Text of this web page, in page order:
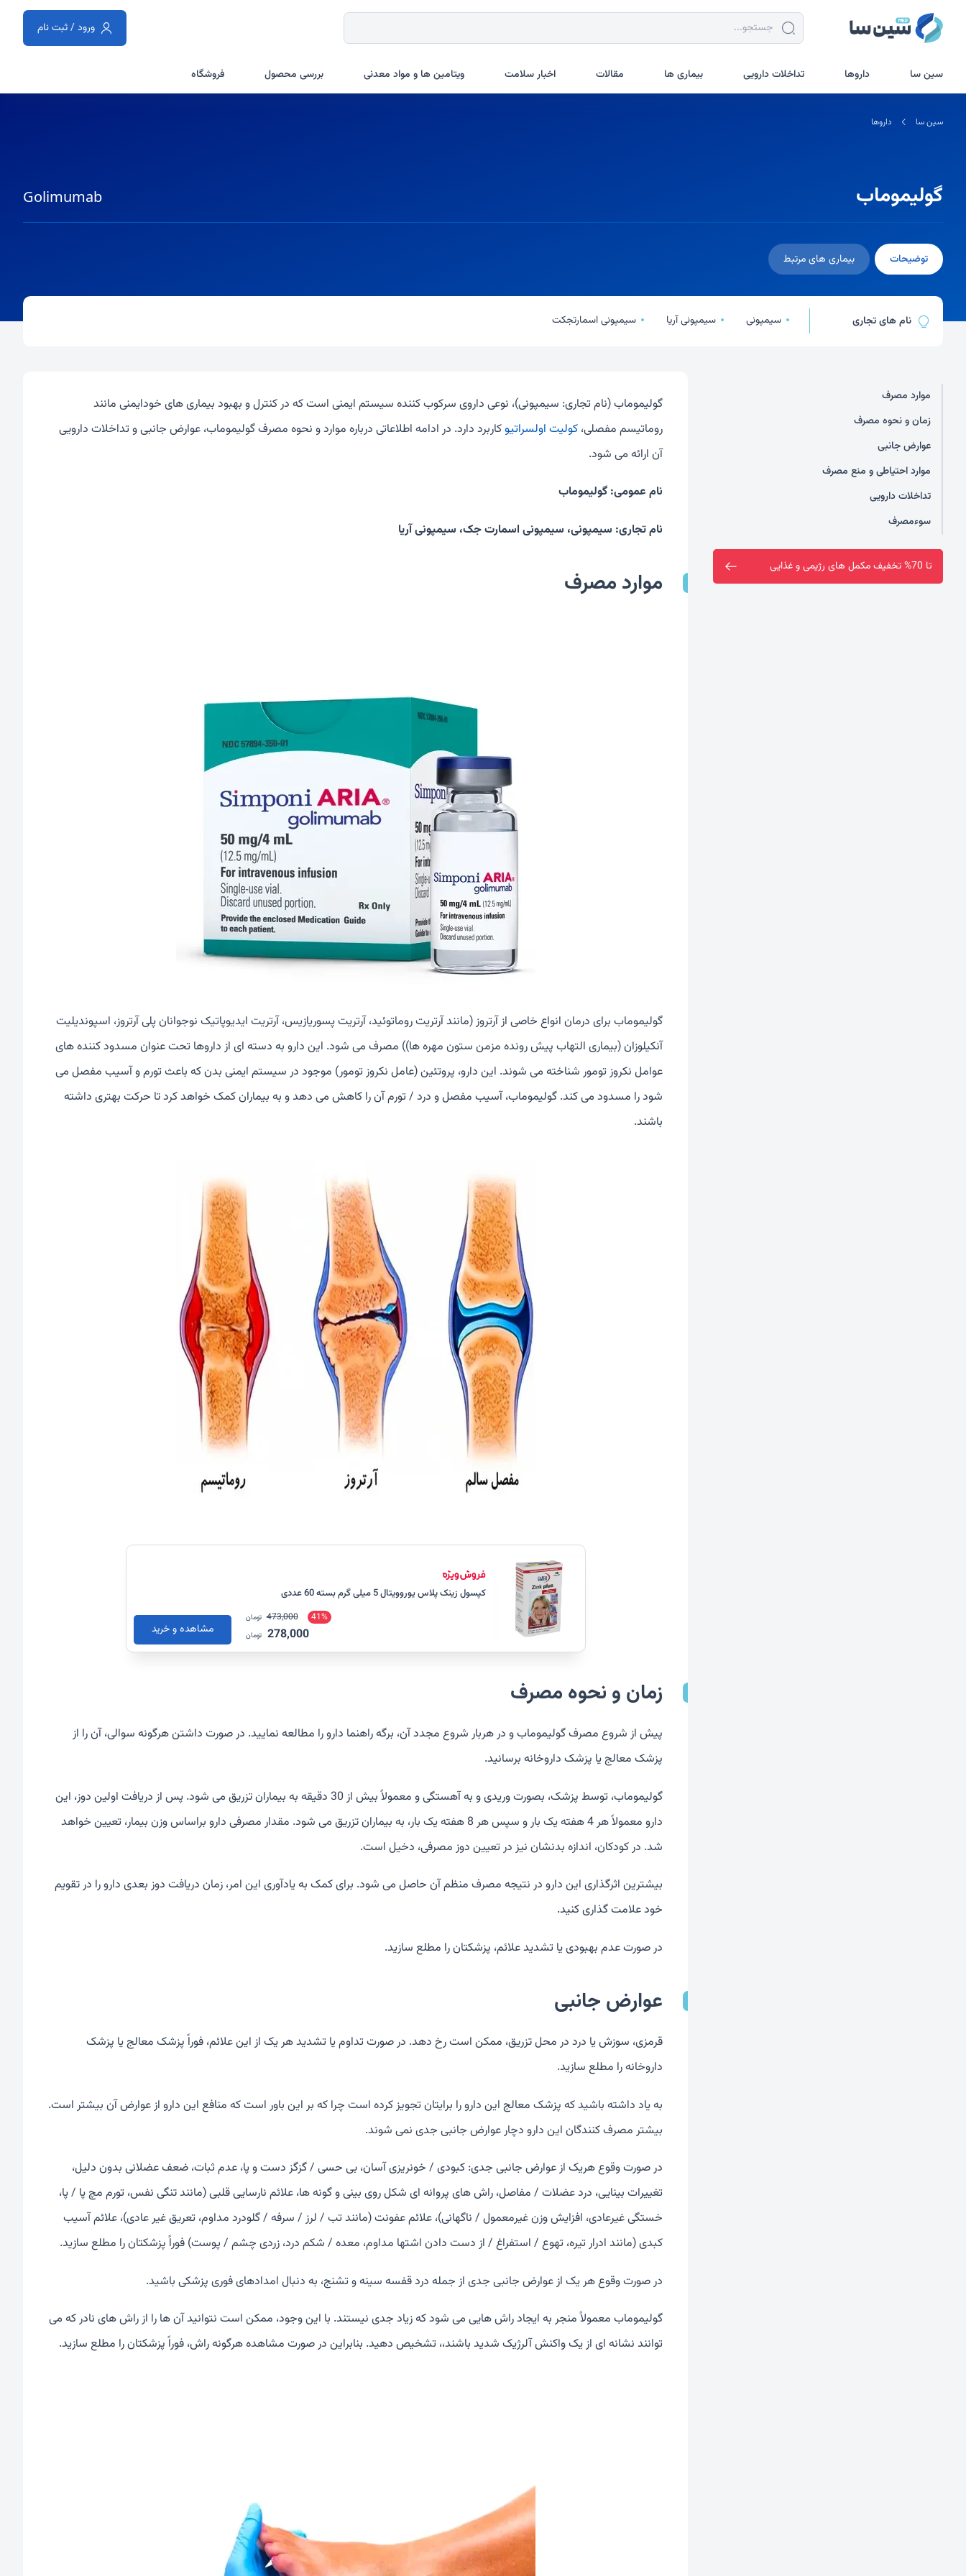
جستجو در سین سا ورود / ثبت نام
سین سا داروها تداخلات دارویی بیماری ها مقالات اخبار سلامت ویتامین ها و مواد معدنی بررسی محصول فروشگاه
سین سا داروها
گولیموماب Golimumab
توضیحات بیماری های مرتبط
نام های تجاری سیمپونی سیمپونی آریا سیمپونی اسمارتجکت
موارد مصرف
زمان و نحوه مصرف
عوارض جانبی
موارد احتیاطی و منع مصرف
تداخلات دارویی
سوءمصرف
فروشگاه سین سا افتتاح شد
گولیموماب (نام تجاری: سیمپونی)، نوعی داروی سرکوب کننده سیستم ایمنی است که در کنترل و بهبود بیماری های خودایمنی مانند
روماتیسم مفصلی، کولیت اولسراتیوکاربرد دارد. در ادامه اطلاعاتی درباره موارد و نحوه مصرف گولیموماب، عوارض جانبی و تداخلات دارویی
آن ارائه می شود.
نام عمومی: گولیموماب
نام تجاری: سیمپونی، سیمپونی اسمارت جک، سیمپونی آریا
موارد مصرف
گولیموماب برای درمان انواع خاصی از آرتروز (مانند آرتریت روماتوئید، آرتریت پسوریازیس، آرتریت ایدیوپاتیک نوجوانان پلی آرتروز، اسپوندیلیت
آنکیلوزان (بیماری التهاب پیش رونده مزمن ستون مهره ها)) مصرف می شود. این دارو به دسته ای از داروها تحت عنوان مسدود کننده های
عوامل نکروز تومور شناخته می شوند. این دارو، پروتئین (عامل نکروز تومور) موجود در سیستم ایمنی بدن که باعث تورم و آسیب مفصل می
شود را مسدود می کند. گولیموماب، آسیب مفصل و درد / تورم آن را کاهش می دهد و به بیماران کمک خواهد کرد تا حرکت بهتری داشته
باشند.
کپسول زینک پلاس یوروویتال 5 میلی گرم بسته 60 عددی
41%
473,000 تومان
278,000 تومان مشاهده و خرید
زمان و نحوه مصرف
پیش از شروع مصرف گولیموماب و در هربار شروع مجدد آن، برگه راهنما دارو را مطالعه نمایید. در صورت داشتن هرگونه سوالی، آن را از
پزشک معالج یا پزشک داروخانه برسانید.
گولیموماب، توسط پزشک، بصورت وریدی و به آهستگی و معمولاً بیش از 30 دقیقه به بیماران تزریق می شود. پس از دریافت اولین دوز، این
دارو معمولاً هر 4 هفته یک بار و سپس هر 8 هفته یک بار، به بیماران تزریق می شود. مقدار مصرفی دارو براساس وزن بیمار، تعیین خواهد
شد. در کودکان، اندازه بدنشان نیز در تعیین دوز مصرفی، دخیل است.
بیشترین اثرگذاری این دارو در نتیجه مصرف منظم آن حاصل می شود. برای کمک به یادآوری این امر، زمان دریافت دوز بعدی دارو را در تقویم
خود علامت گذاری کنید.
در صورت عدم بهبودی یا تشدید علائم، پزشکتان را مطلع سازید.
عوارض جانبی
قرمزی، سوزش یا درد در محل تزریق، ممکن است رخ دهد. در صورت تداوم یا تشدید هر یک از این علائم، فوراً پزشک معالج یا پزشک
داروخانه را مطلع سازید.
به یاد داشته باشید که پزشک معالج این دارو را برایتان تجویز کرده است چرا که بر این باور است که منافع این دارو از عوارض آن بیشتر است.
بیشتر مصرف کنندگان این دارو دچار عوارض جانبی جدی نمی شوند.
در صورت وقوع هریک از عوارض جانبی جدی: کبودی / خونریزی آسان، بی حسی / گزگز دست و پا، عدم ثبات، ضعف عضلانی بدون دلیل،
تغییرات بینایی، درد عضلات / مفاصل، راش های پروانه ای شکل روی بینی و گونه ها، علائم نارسایی قلبی (مانند تنگی نفس، تورم مچ پا / پا،
خستگی غیرعادی، افزایش وزن غیرمعمول / ناگهانی)، علائم عفونت (مانند تب / لرز / سرفه / گلودرد مداوم، تعریق غیر عادی)، علائم آسیب
کبدی (مانند ادرار تیره، تهوع / استفراغ / از دست دادن اشتها مداوم، معده / شکم درد، زردی چشم / پوست) فوراً پزشکتان را مطلع سازید.
در صورت وقوع هر یک از عوارض جانبی جدی از جمله درد قفسه سینه و تشنج، به دنبال امدادهای فوری پزشکی باشید.
گولیموماب معمولاً منجر به ایجاد راش هایی می شود که زیاد جدی نیستند. با این وجود، ممکن است نتوانید آن ها را از راش های نادر که می
توانند نشانه ای از یک واکنش آلرژیک شدید باشند،، تشخیص دهید. بنابراین در صورت مشاهده هرگونه راش، فوراً پزشکتان را مطلع سازید.